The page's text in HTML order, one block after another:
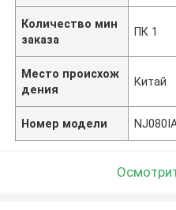
Количество мин
заказа
ПК 1
Место происхож
дения
Китай
Номер модели